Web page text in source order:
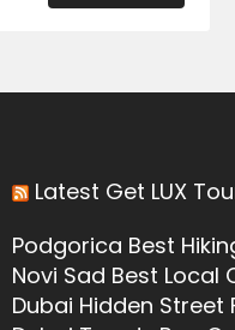
Latest Get LUX
Podgorica Best
Novi Sad Best Local
Dubai Hidden Street